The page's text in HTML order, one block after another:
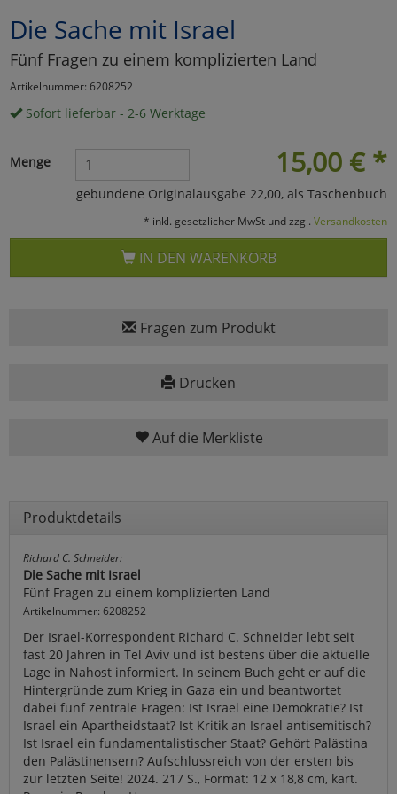
Die Sache mit Israel
Fünf Fragen zu einem komplizierten Land
Artikelnummer: 6208252
Sofort lieferbar - 2-6 Werktage
15,00 € *
Menge
gebundene Originalausgabe 22,00, als Taschenbuch
* inkl. gesetzlicher MwSt und zzgl. Versandkosten
IN DEN WARENKORB
Fragen zum Produkt
Drucken
Auf die Merkliste
Produktdetails
Richard C. Schneider:
Die Sache mit Israel
Fünf Fragen zu einem komplizierten Land
Artikelnummer: 6208252
Der Israel-Korrespondent Richard C. Schneider lebt seit
fast 20 Jahren in Tel Aviv und ist bestens über die aktuelle
Lage in Nahost informiert. In seinem Buch geht er auf die
Hintergründe zum Krieg in Gaza ein und beantwortet
dabei fünf zentrale Fragen: Ist Israel eine Demokratie? Ist
Israel ein Apartheidstaat? Ist Kritik an Israel antisemitisch?
Ist Israel ein fundamentalistischer Staat? Gehört Palästina
den Palästinensern? Aufschlussreich von der ersten bis
zur letzten Seite! 2024. 217 S., Format: 12 x 18,8 cm, kart.
Marketing
Umfragetools
Cookies
Alle Akzeptieren
Cookies
Einstellungen speichern
zurückzu Haupptseite